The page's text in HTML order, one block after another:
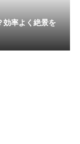
効率よく絶景を